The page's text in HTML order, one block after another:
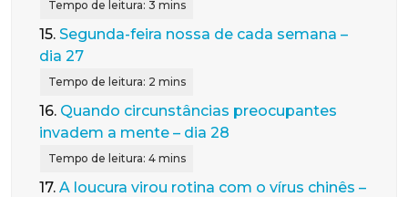
15. Segunda-feira nossa de cada semana –
dia 27
16. Quando circunstâncias preocupantes
invadem a mente – dia 28
17. A loucura virou rotina com o vírus chinês –